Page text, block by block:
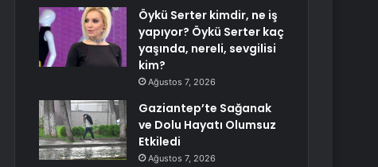
Öykü Serter kimdir, ne iş
yapıyor? Öykü Serter kaç
yaşında, nereli, sevgilisi
kim?
Ağustos 7, 2026
Gaziantep’te Sağanak
ve Dolu Hayatı Olumsuz
Etkiledi
Ağustos 7, 2026